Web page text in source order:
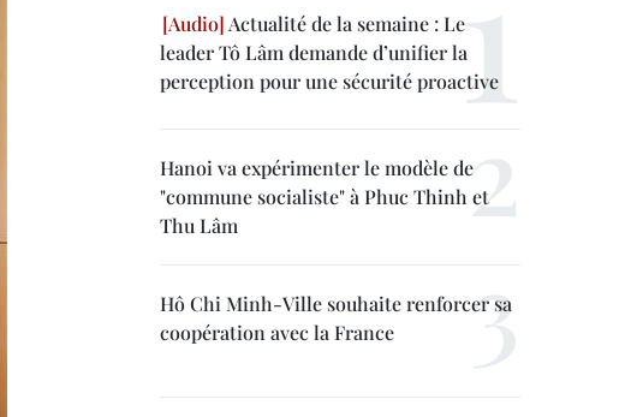
Actualité de la semaine : Le
leader Tô Lâm demande d’unifier la
perception pour une sécurité proactive
Hanoi va expérimenter le modèle de
"commune socialiste" à Phuc Thinh et
Thu Lâm
Hô Chi Minh-Ville souhaite renforcer sa
coopération avec la France